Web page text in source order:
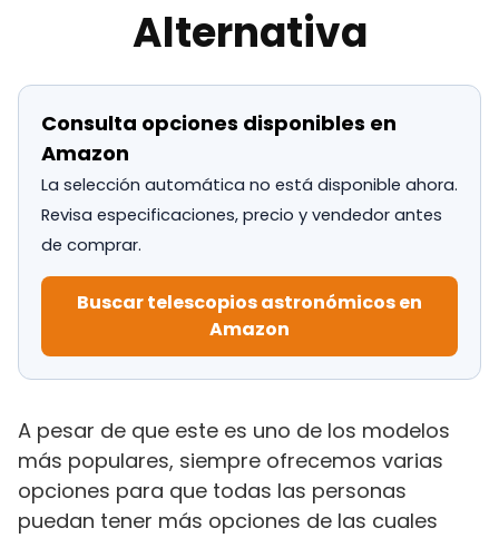
Alternativa
Consulta opciones disponibles en
Amazon
La selección automática no está disponible ahora.
Revisa especificaciones, precio y vendedor antes
de comprar.
Buscar telescopios astronómicos en
Amazon
A pesar de que este es uno de los modelos
más populares, siempre ofrecemos varias
opciones para que todas las personas
puedan tener más opciones de las cuales